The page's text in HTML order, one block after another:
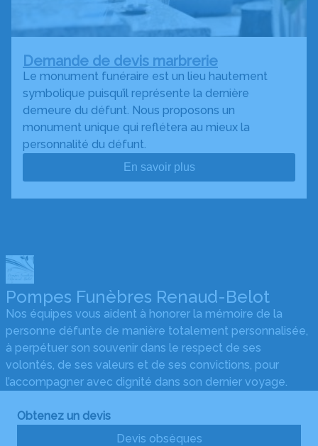
Demande de devis marbrerie
Le monument funéraire est un lieu hautement
symbolique puisqu’il représente la dernière
demeure du défunt. Nous proposons un
monument unique qui reflétera au mieux la
personnalité du défunt.
En savoir plus
Pompes Funèbres Renaud-Belot
Nos équipes vous aident à honorer la mémoire de la
personne défunte de manière totalement personnalisée,
à perpétuer son souvenir dans le respect de ses
volontés, de ses valeurs et de ses convictions, pour
l’accompagner avec dignité dans son dernier voyage.
Obtenez un devis
Devis obsèques